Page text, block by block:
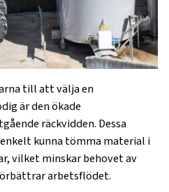
till att välja en
är den ökade
räckvidden. Dessa
kunna tömma material i
vilket minskar behovet av
arbetsflödet.